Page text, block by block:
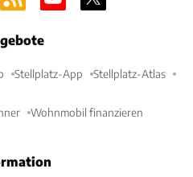
Stellplatz-App Stellplatz-Atlas
Wohnmobil finanzieren